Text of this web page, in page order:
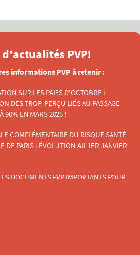
PVP!
informations PVP à retenir :
SUR LES PAIES D'OCTOBRE :
DES TROP-PERÇU LIÉS AU PASSAGE
90% EN MARS 2025 !
COMPLÉMENTAIRE DU RISQUE SANTÉ
DE PARIS : ÉVOLUTION AU 1ER JANVIER
DOCUMENTS PVP IMPORTANTS POUR